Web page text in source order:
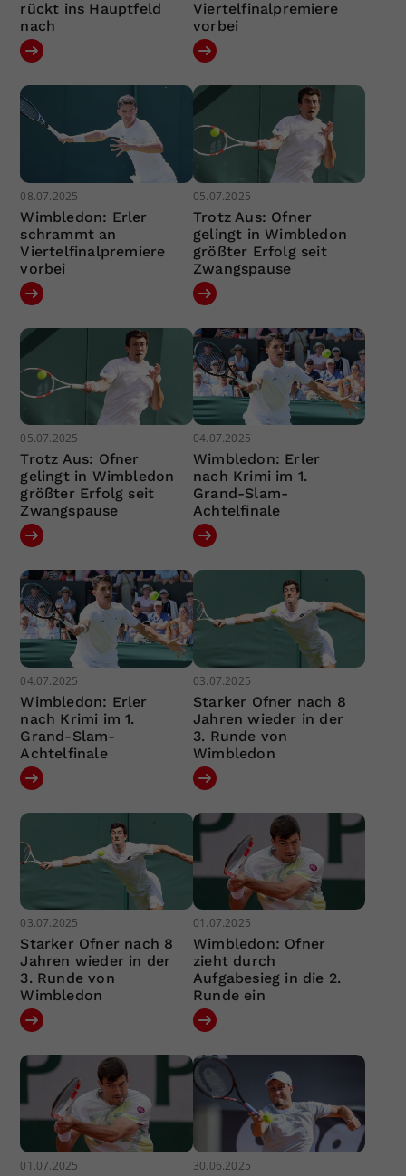
rückt ins Hauptfeld
nach
Viertelfinalpremiere
vorbei
08.07.2025
Wimbledon: Erler
schrammt an
Viertelfinalpremiere
vorbei
05.07.2025
Trotz Aus: Ofner
gelingt in Wimbledon
größter Erfolg seit
Zwangspause
05.07.2025
Trotz Aus: Ofner
gelingt in Wimbledon
größter Erfolg seit
Zwangspause
04.07.2025
Wimbledon: Erler
nach Krimi im 1.
Grand-Slam-
Achtelfinale
04.07.2025
Wimbledon: Erler
nach Krimi im 1.
Grand-Slam-
Achtelfinale
03.07.2025
Starker Ofner nach 8
Jahren wieder in der
3. Runde von
Wimbledon
03.07.2025
Starker Ofner nach 8
Jahren wieder in der
3. Runde von
Wimbledon
01.07.2025
Wimbledon: Ofner
zieht durch
Aufgabesieg in die 2.
Runde ein
01.07.2025 30.06.2025